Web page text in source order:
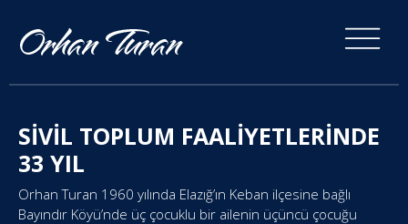
SİVİL TOPLUM FAALİYETLERİNDE
33 YIL
Orhan Turan 1960 yılında Elazığ’ın Keban ilçesine bağlı
Bayındır Köyü’nde üç çocuklu bir ailenin üçüncü çocuğu